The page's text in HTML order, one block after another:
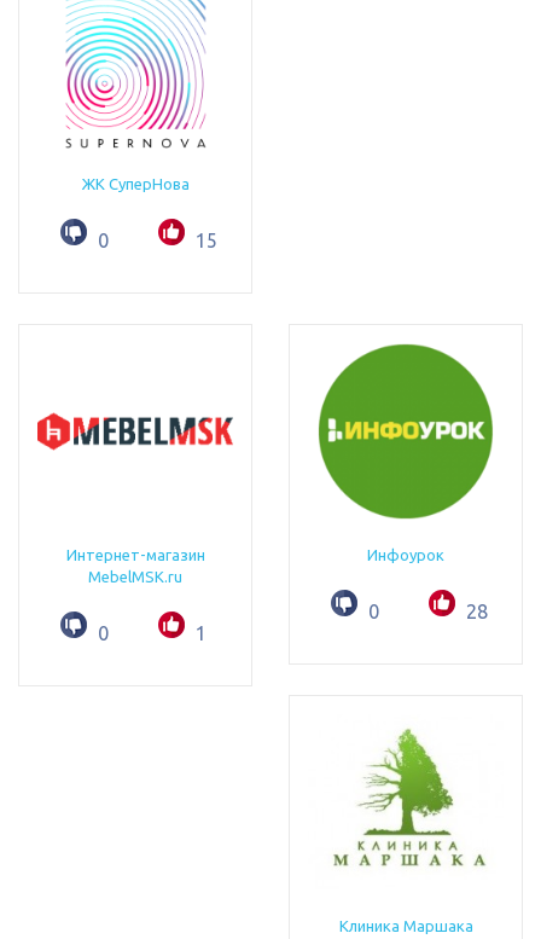
ЖК СуперНова
0 15
Интернет-магазин
MebelMSK.ru
0 1
Инфоурок
0 28
Клиника Маршака